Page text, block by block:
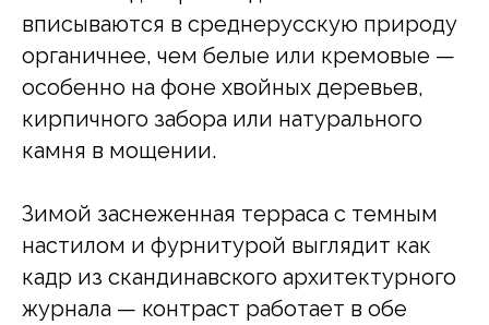
вписываются в среднерусскую природу
органичнее, чем белые или кремовые —
особенно на фоне хвойных деревьев,
кирпичного забора или натурального
камня в мощении.
Зимой заснеженная терраса с темным
настилом и фурнитурой выглядит как
кадр из скандинавского архитектурного
журнала — контраст работает в обе